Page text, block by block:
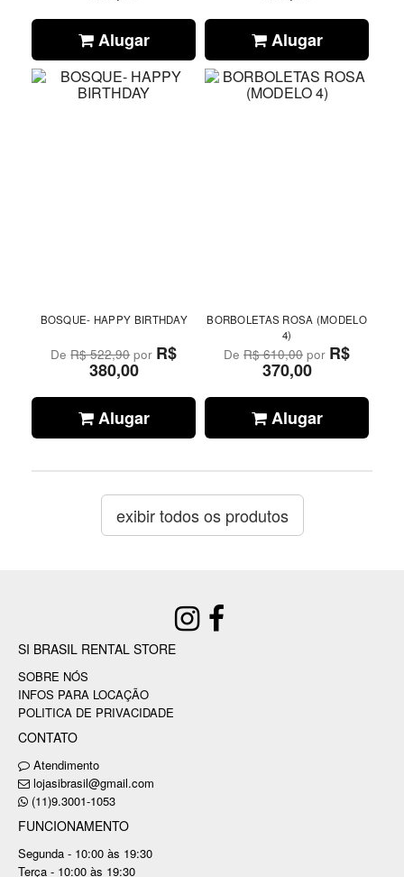
Alugar Alugar
BOSQUE- HAPPY BIRTHDAY
DeR$ 522,90por R$
380,00
Alugar
BORBOLETAS ROSA (MODELO
4)
DeR$ 610,00 por R$
370,00
Alugar
exibir todos os produtos
SI BRASIL RENTAL STORE
SOBRE NÓS
INFOS PARA LOCAÇÃO
POLITICA DE PRIVACIDADE
CONTATO
Atendimento
lojasibrasil@gmail.com
(11)9.3001-1053
FUNCIONAMENTO
Segunda - 10:00 às 19:30
Terça - 10:00 às 19:30